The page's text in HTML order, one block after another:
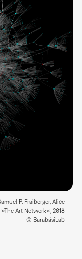
P. Fraiberger, Alice
»The Art Network«, 2018
© BarabásiLab